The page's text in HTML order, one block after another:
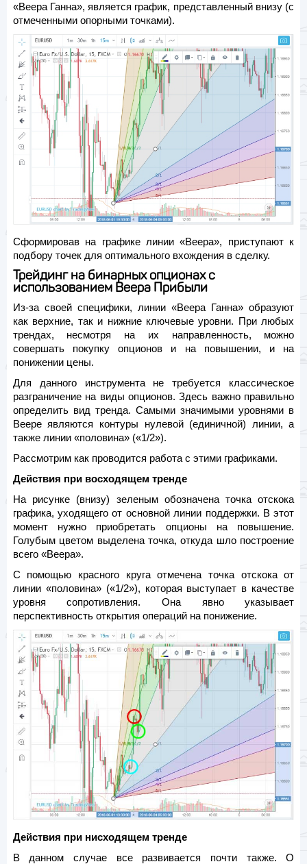
«Веера Ганна», является график, представленный внизу (с
отмеченными опорными точками).
Сформировав на графике линии «Beepa», приступают к
подбору точек для оптимального вхождения в сделку.
Трейдинг на бинарных опционах с
использованием Веера Прибыли
Из-за своей специфики, линии «Веера Ганна» образуют
как верхние, так и нижние ключевые уровни. При любых
трендах, несмотря на их направленность, можно
совершать покупку опционов и на повышении, и на
понижении цены.
Для данного инструмента не требуется классическое
разграничение на виды опционов. Здесь важно правильно
определить вид тренда. Самыми значимыми уровнями в
Веере являются контуры нулевой (единичной) линии, а
также линии «половина» («1/2»).
Рассмотрим как проводится работа с этими графиками.
Действия при восходящем тренде
На рисунке (внизу) зеленым обозначена точка отскока
графика, уходящего от основной линии поддержки. В этот
момент нужно приобретать опционы на повышение.
Голубым цветом выделена точка, откуда шло построение
всего «Веера».
С помощью красного круга отмечена точка отскока от
линии «половина» («1/2»), которая выступает в качестве
уровня сопротивления. Она явно указывает
перспективность открытия операций на понижение.
Действия при нисходящем тренде
В данном случае все развивается почти также. О